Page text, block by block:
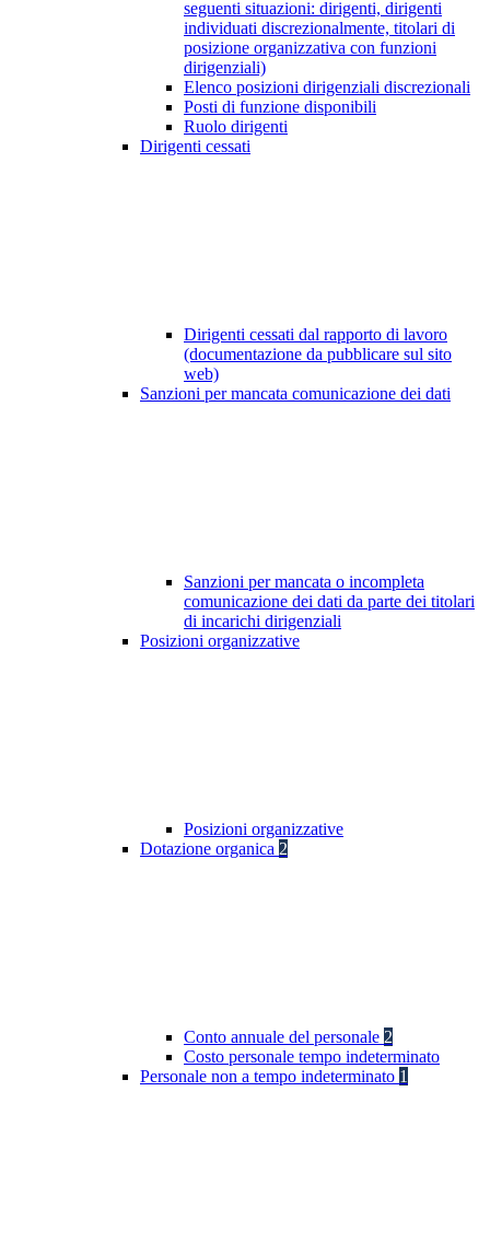
seguenti situazioni: dirigenti, dirigenti
individuati discrezionalmente, titolari di
posizione organizzativa con funzioni
dirigenziali)
Elenco posizioni dirigenziali discrezionali
Posti di funzione disponibili
Ruolo dirigenti
Dirigenti cessati
Dirigenti cessati dal rapporto di lavoro
(documentazione da pubblicare sul sito
web)
Sanzioni per mancata comunicazione dei dati
Sanzioni per mancata o incompleta
comunicazione dei dati da parte dei titolari
di incarichi dirigenziali
Posizioni organizzative
Posizioni organizzative
Dotazione organica 2
Conto annuale del personale 2
Costo personale tempo indeterminato
Personale non a tempo indeterminato 1